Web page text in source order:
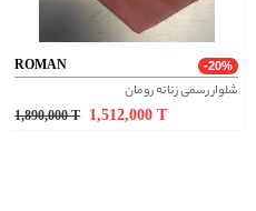
ROMAN -20%
شلوار رسمی زنانه رومان
1,890,000 T 1,512,000